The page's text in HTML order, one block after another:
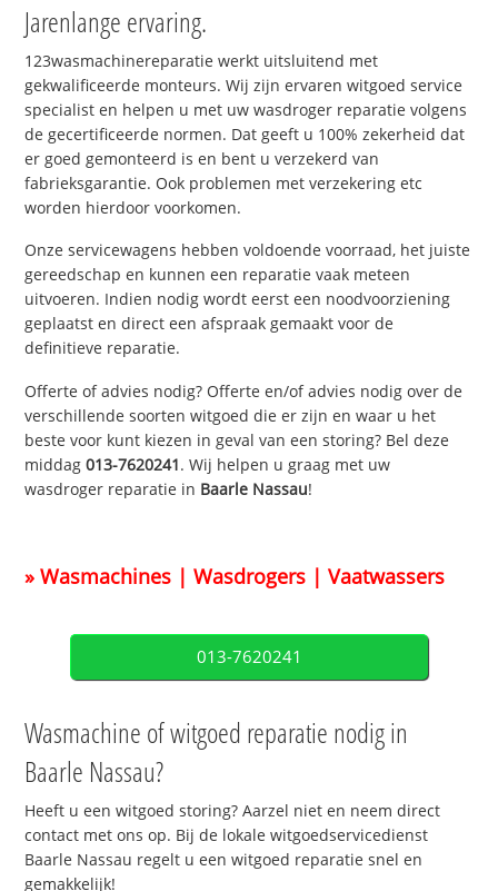
Jarenlange ervaring.
123wasmachinereparatie werkt uitsluitend met
gekwalificeerde monteurs. Wij zijn ervaren witgoed service
specialist en helpen u met uw wasdroger reparatie volgens
de gecertificeerde normen. Dat geeft u 100% zekerheid dat
er goed gemonteerd is en bent u verzekerd van
fabrieksgarantie. Ook problemen met verzekering etc
worden hierdoor voorkomen.
Onze servicewagens hebben voldoende voorraad, het juiste
gereedschap en kunnen een reparatie vaak meteen
uitvoeren. Indien nodig wordt eerst een noodvoorziening
geplaatst en direct een afspraak gemaakt voor de
definitieve reparatie.
Offerte of advies nodig? Offerte en/of advies nodig over de
verschillende soorten witgoed die er zijn en waar u het
beste voor kunt kiezen in geval van een storing? Bel deze
middag013-7620241. Wij helpen u graag met uw
wasdroger reparatie in Baarle Nassau!
» Wasmachines | Wasdrogers | Vaatwassers
013-7620241
Wasmachine of witgoed reparatie nodig in
Baarle Nassau?
Heeft u een witgoed storing? Aarzel niet en neem direct
contact met ons op. Bij de lokale witgoedservicedienst
Baarle Nassau regelt u een witgoed reparatie snel en
gemakkelijk!